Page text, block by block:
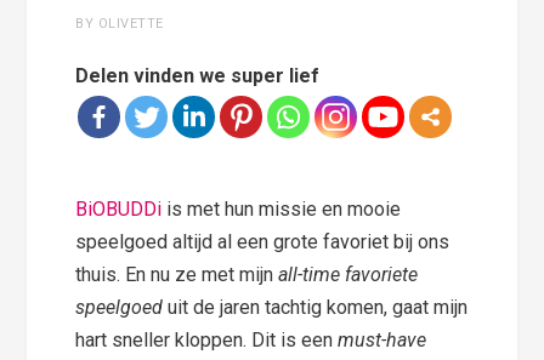
BY OLIVETTE
Delen vinden we super lief
BiOBUDDi is met hun missie en mooie
speelgoed altijd al een grote favoriet bij ons
thuis. En nu ze met mijnall-time favoriete
speelgoed uit de jaren tachtig komen, gaat mijn
hart sneller kloppen. Dit is eenmust-have